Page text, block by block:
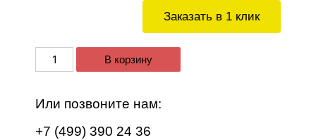
Заказать в 1 клик
В корзину
Или позвоните нам:
+7 (499) 390 24 36